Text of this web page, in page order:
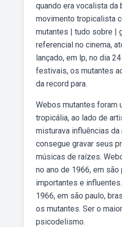
quando era vocalista da
movimento tropicalista
mutantes | tudo sobre |
referencial no cinema,
lançado, em lp, no dia
festivais, os mutantes
da record para.
Webos mutantes foram
tropicália, ao lado de
misturava influências
consegue gravar seus
músicas de raízes.
no ano de 1966, em
importantes e
1966, em são paulo,
os mutantes. Ser o
psicodelismo.